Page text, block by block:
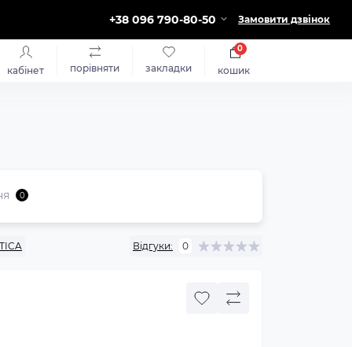
+38 096 790-80-50 Замовити дзвінок
кабінет порівняти закладки кошик
0
0
Відгуки: 0